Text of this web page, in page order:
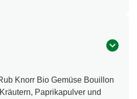
Knorr Bio Gemüse Bouillon
Paprikapulver und